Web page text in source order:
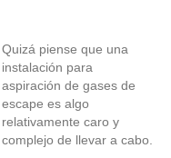
Quizá piense que una
instalación para
aspiración de gases de
escape es algo
relativamente caro y
complejo de llevar a cabo.